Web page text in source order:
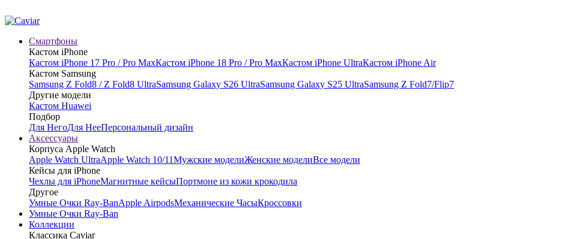
Смартфоны
Кастом iPhone
Кастом iPhone 17 Pro / Pro MaxКастом iPhone 18 Pro / Pro MaxКастом iPhone UltraКастом iPhone Air
Кастом Samsung
Samsung Z Fold8 / Z Fold8 UltraSamsung Galaxy S26 UltraSamsung Galaxy S25 UltraSamsung Z Fold7/Flip7
Другие модели
Кастом Huawei
Подбор
Для НегоДля НееПерсональный дизайн
Аксессуары
Корпуса Apple Watch
Apple Watch UltraApple Watch 10/11Мужские моделиЖенские моделиВсе модели
Кейсы для iPhone
Чехлы для iPhoneМагнитные кейсыПортмоне из кожи крокодила
Другое
Умные Очки Ray-BanApple AirpodsМеханические ЧасыКроссовки
Умные Очки Ray-Ban
Коллекции
Классика Caviar